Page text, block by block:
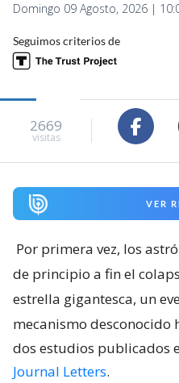
Domingo 09 Agosto, 2026 |
Seguimos criterios de
2669
visitas
VER
Por primera vez, los
de principio a fin el
estrella gigantesca, un
mecanismo desconocido
dos estudios publicados
Journal Letters.